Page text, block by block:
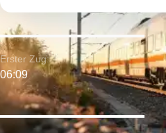
Erster Zug:
06:09